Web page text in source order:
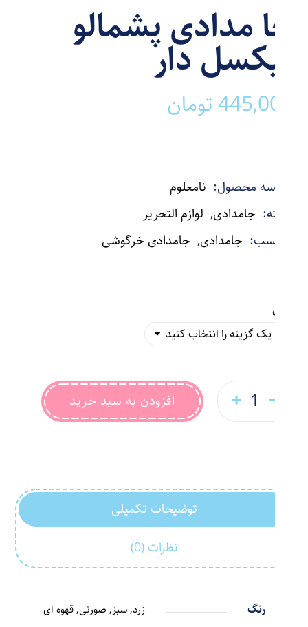
جا مدادی پشمالو
پیکسل دار
445,000تومان
شناسه محصول: نامعلوم
دسته: جامدادی, لوازم التحریر
برچسب: جامدادی, جامدادی خرگوشی
رنگ
افزودن به سبد خرید
توضیحات تکمیلی
نظرات (0)
رنگ زرد, سبز, صورتی, قهوه ای